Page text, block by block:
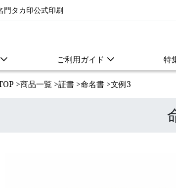
門タカ印公式印刷
ご利用ガイド 特
>商品一覧 >証書>命名書>文例3